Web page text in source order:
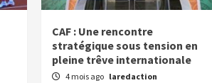
CAF : Une rencontre
stratégique sous tension en
pleine trêve internationale
4 mois ago laredaction